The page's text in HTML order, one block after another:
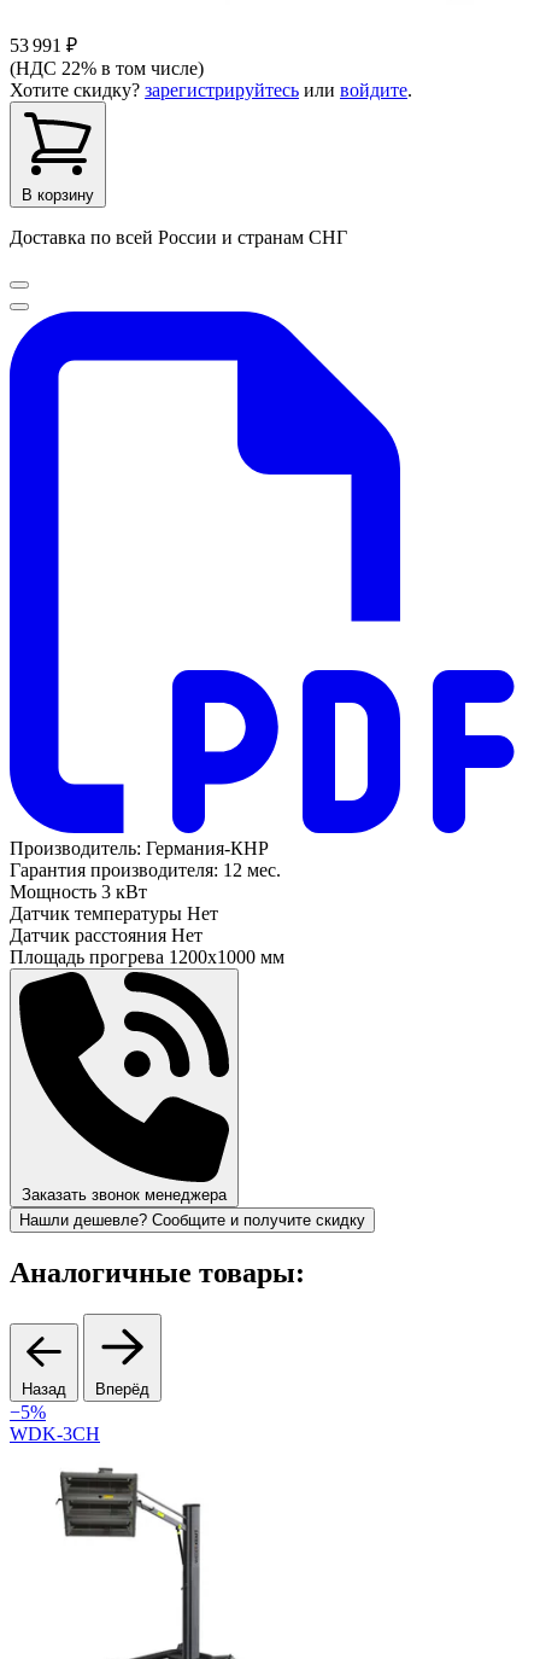
53 991 ₽
(НДС 22% в том числе)
Хотите скидку? зарегистрируйтесь или войдите.
В корзину
Доставка по всей России и странам СНГ
Производитель: Германия-КНР
Гарантия производителя: 12 мес.
Мощность 3 кВт
Датчик температуры Нет
Датчик расстояния Нет
Площадь прогрева 1200х1000 мм
Заказать звонок менеджера
Нашли дешевле? Сообщите и получите скидку
Аналогичные товары:
Назад Вперёд
−5%
WDK-3СН